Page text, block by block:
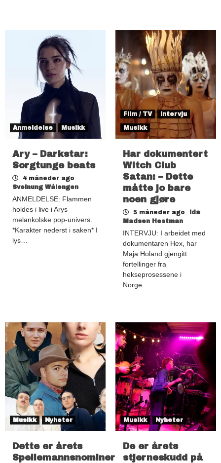
Anmeldelse Musikk
Ary – Darkstar:
Sorgtunge beats
4 måneder ago
Sveinung Wålengen
ANMELDELSE: Flammen
holdes i live i Arys
melankolske pop-univers.
*Karakter nederst i saken* I
lys…
Film / TV
Intervju
Musikk
Har dokumentert
Witch Club
Satan: – Dette
måtte jo bare
noen gjøre
5 måneder ago
Ida
Madsen Hestman
INTERVJU: I arbeidet med
dokumentaren Hex, har
Maja Holand gjengitt
fortellinger fra
hekseprosessene i
Norge…
Musikk Nyheter
Dette er årets
Spellemannsnominerte
Musikk Nyheter
De er årets
stjerneskudd på